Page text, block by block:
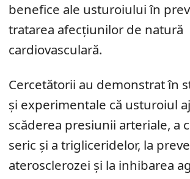
benefice ale usturoiului în
tratarea afecțiunilor de natură
cardiovasculară.
Cercetătorii au demonstrat în
și experimentale că usturoiul
scăderea presiunii arteriale, a
seric și a trigliceridelor, la
aterosclerozei și la inhibarea